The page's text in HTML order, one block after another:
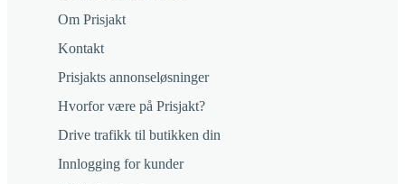
Om Prisjakt
Kontakt
Prisjakts annonseløsninger
Hvorfor være på Prisjakt?
Drive trafikk til butikken din
Innlogging for kunder